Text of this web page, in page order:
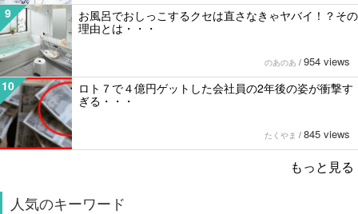
9
お風呂でおしっこするクセは直さなきゃヤバイ！？その
理由とは・・・
のあのあ / 954 views
10
ロト７で４億円ゲットした会社員の2年後の姿が衝撃す
ぎる・・・
たくやま / 845 views
もっと見る
人気のキーワード